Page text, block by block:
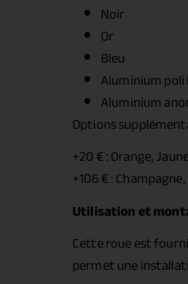
Noir
Or
Bleu
Aluminium
Aluminium
Options
+20 € : Orange,
+106 € :
Utilisation et
Cette roue est
permet une